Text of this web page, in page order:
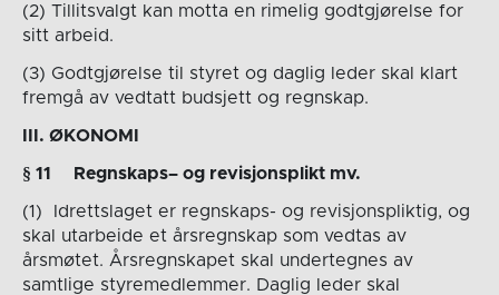
(2) Tillitsvalgt kan motta en rimelig godtgjørelse for
sitt arbeid.
(3) Godtgjørelse til styret og daglig leder skal klart
fremgå av vedtatt budsjett og regnskap.
III. ØKONOMI
§ 11 Regnskaps– og revisjonsplikt mv.
(1) Idrettslaget er regnskaps- og revisjonspliktig, og
skal utarbeide et årsregnskap som vedtas av
årsmøtet. Årsregnskapet skal undertegnes av
samtlige styremedlemmer. Daglig leder skal